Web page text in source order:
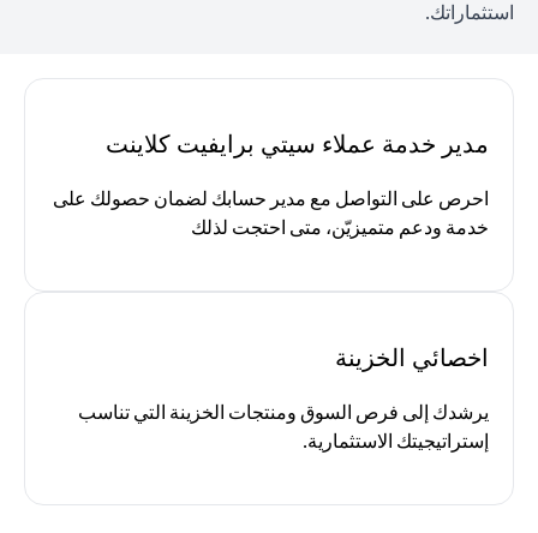
استثماراتك.
مدير خدمة عملاء سيتي برايفيت كلاينت
احرص على التواصل مع مدير حسابك لضمان حصولك على
خدمة ودعم متميزيّن، متى احتجت لذلك
اخصائي الخزينة
يرشدك إلى فرص السوق ومنتجات الخزينة التي تناسب
إستراتيجيتك الاستثمارية.